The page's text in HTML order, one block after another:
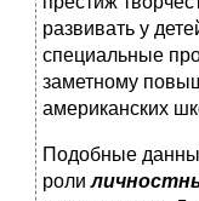
развивать у
специальные
заметному
американских
Подобные
роли